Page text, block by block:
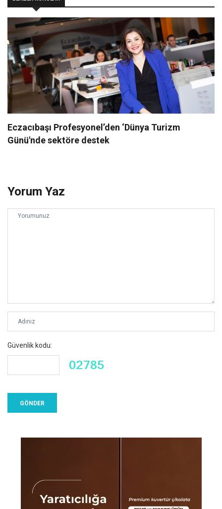
Eczacıbaşı Profesyonel’den ‘Dünya Turizm
Günü'nde sektöre destek
Yorum Yaz
Güvenlik kodu: